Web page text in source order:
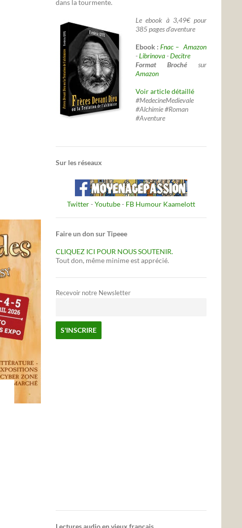
dans la tourmente.
Le ebook à 3,49€ pour
385 pages d'aventure
Ebook :Fnac – Amazon
-Librinova-Decitre
Format Broché sur
Amazon
Voir article détaillé
#MedecineMedievale
#Alchimie #Roman
#Aventure
Sur les réseaux
Twitter- Youtube- FB Humour Kaamelott
Faire un don sur Tipeee
CLIQUEZ ICI POUR NOUS SOUTENIR.
Tout don, même minime est apprécié.
Recevoir notre Newsletter